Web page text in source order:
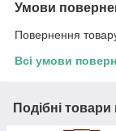
Умови
Повернення
Всі умови
Подібні товари